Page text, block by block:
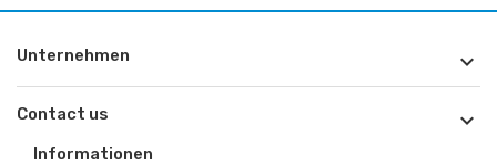
Unternehmen 
Contact us 
Informationen